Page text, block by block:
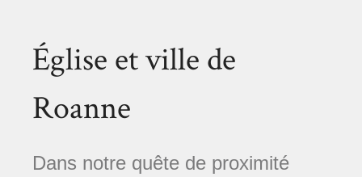
Église et ville de
Roanne
Dans notre quête de proximité